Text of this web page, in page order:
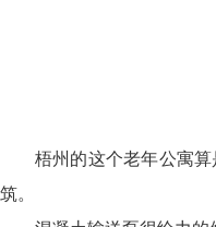
梧州的这个老年公寓
筑。